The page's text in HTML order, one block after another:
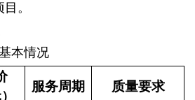
。
本情况
）
服务周期 质量要求